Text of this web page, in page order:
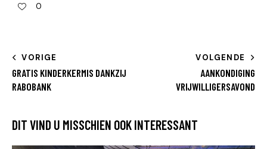
0
VORIGE
GRATIS KINDERKERMIS DANKZIJ
RABOBANK
VOLGENDE
AANKONDIGING
VRIJWILLIGERSAVOND
DIT VIND U MISSCHIEN OOK INTERESSANT